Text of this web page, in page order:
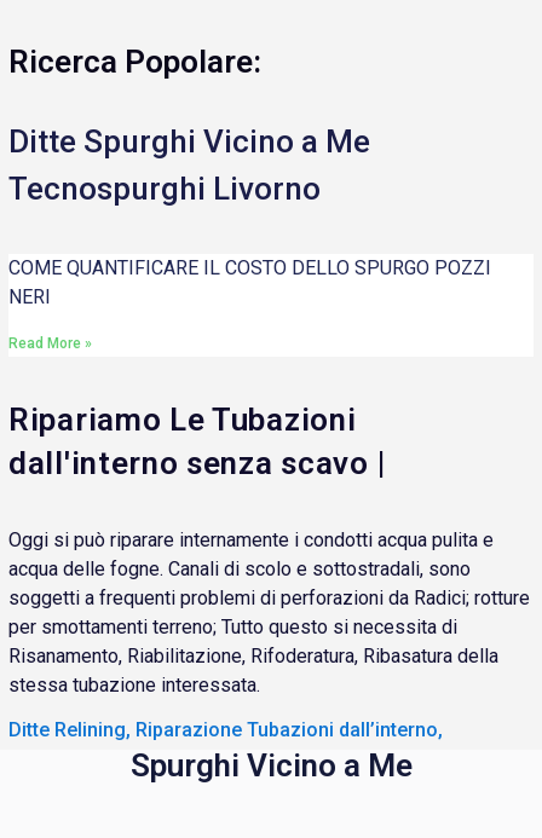
Ricerca Popolare:
Ditte Spurghi Vicino a Me
Tecnospurghi Livorno
COME QUANTIFICARE IL COSTO DELLO SPURGO POZZI
NERI
Read More »
Ripariamo Le Tubazioni
dall'interno senza scavo |
Oggi si può riparare internamente i condotti acqua pulita e
acqua delle fogne. Canali di scolo e sottostradali, sono
soggetti a frequenti problemi di perforazioni da Radici; rotture
per smottamenti terreno; Tutto questo si necessita di
Risanamento, Riabilitazione, Rifoderatura, Ribasatura della
stessa tubazione interessata.
Ditte Relining, Riparazione Tubazioni dall’interno,
Spurghi Vicino a Me